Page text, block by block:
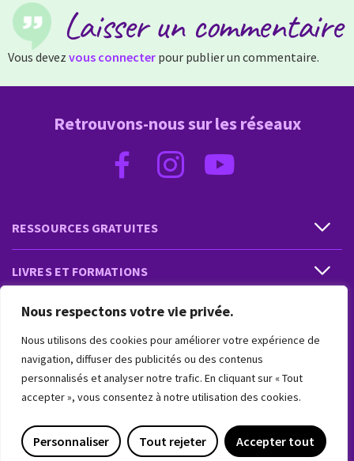
Nous respectons votre vie privée.
Nous utilisons des cookies pour améliorer votre expérience de
navigation, diffuser des publicités ou des contenus
personnalisés et analyser notre trafic. En cliquant sur « Tout
accepter », vous consentez à notre utilisation des cookies.
Personnaliser Tout rejeter Accepter tout
Laisser un commentaire
Vous devez vous connecter pour publier un commentaire.
RESSOURCES GRATUITES
LIVRES ET FORMATIONS
PRESTATIONS ET PRODUITS
VIVRE INTUITIF
Retrouvons-nous sur les réseaux
VIVRE INTUITIF
Copyright 2018-2026 © Vivre Intuitif. Tous droits réservés